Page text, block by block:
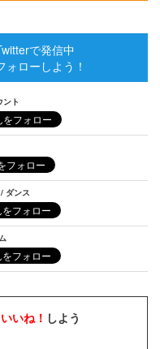
で発信中
ローしよう！
ト
ダンス
いいね！ しよう